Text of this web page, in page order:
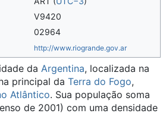
V9420
02964
http://www.riogrande.gov.ar
da Argentina, localizada na
principal da Terra do Fogo,
Atlântico. Sua população soma
de 2001) com uma densidade